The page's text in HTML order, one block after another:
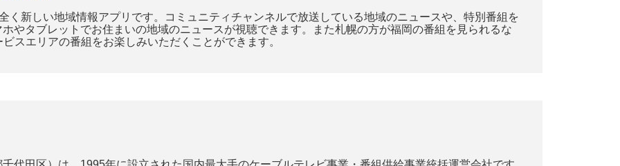
く新しい地域情報アプリです。コミュニティチャンネルで放送している地域のニュースや、特別番組を
やタブレットでお住まいの地域のニュースが視聴できます。また札幌の方が福岡の番組を見られるな
スエリアの番組をお楽しみいただくことができます。